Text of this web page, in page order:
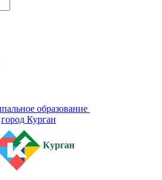
образование
город Курган
Курган